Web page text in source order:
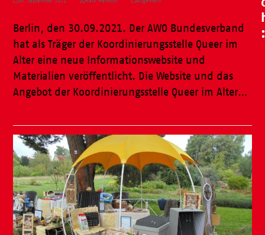
Berlin, den 30.09.2021. Der AWO Bundesverband
hat als Träger der Koordinierungsstelle Queer im
Alter eine neue Informationswebsite und
Materialien veröffentlicht. Die Website und das
Angebot der Koordinierungsstelle Queer im Alter…
: